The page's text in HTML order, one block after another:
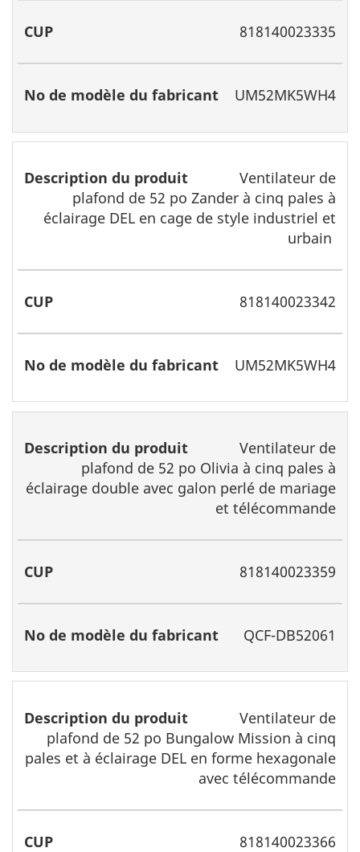
818140023335
UM52MK5WH4
Ventilateur de
plafond de 52 po Zander à cinq pales à
éclairage DEL en cage de style industriel et
urbain
818140023342
UM52MK5WH4
Ventilateur de
plafond de 52 po Olivia à cinq pales à
éclairage double avec galon perlé de mariage
et télécommande
818140023359
QCF-DB52061
Ventilateur de
plafond de 52 po Bungalow Mission à cinq
pales et à éclairage DEL en forme hexagonale
avec télécommande
818140023366